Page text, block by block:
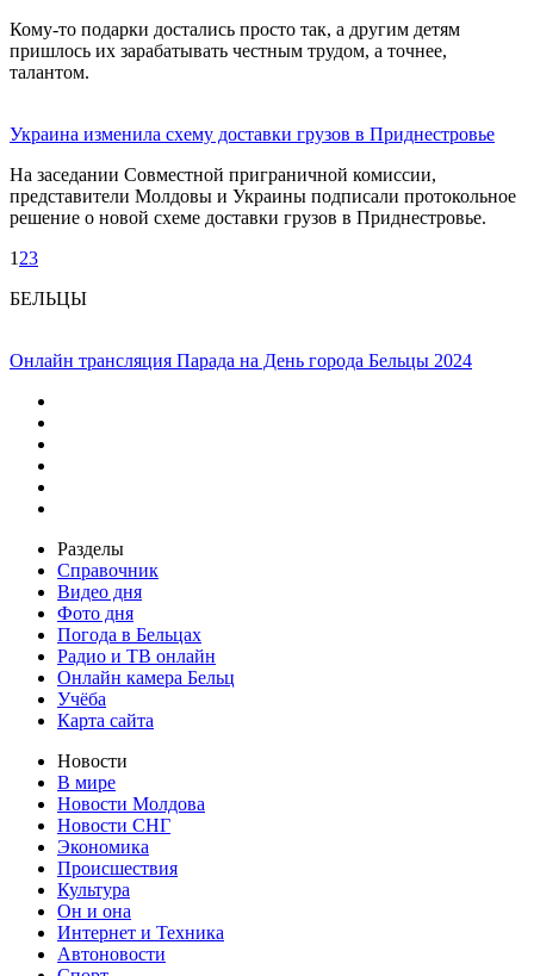
Кому-то подарки достались просто так, а другим детям
пришлось их зарабатывать честным трудом, а точнее,
талантом.
Украина изменила схему доставки грузов в Приднестровье
На заседании Совместной приграничной комиссии,
представители Молдовы и Украины подписали протокольное
решение о новой схеме доставки грузов в Приднестровье.
1 23
БЕЛЬЦЫ
Онлайн трансляция Парада на День города Бельцы 2024
Разделы
Справочник
Видео дня
Фото дня
Погода в Бельцах
Радио и ТВ онлайн
Онлайн камера Бельц
Учёба
Карта сайта
Новости
В мире
Новости Молдова
Новости СНГ
Экономика
Происшествия
Культура
Он и она
Интернет и Техника
Автоновости